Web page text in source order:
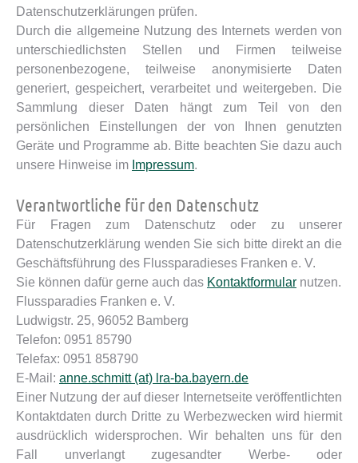
Datenschutzerklärungen prüfen.
Durch die allgemeine Nutzung des Internets werden von
unterschiedlichsten Stellen und Firmen teilweise
personenbezogene, teilweise anonymisierte Daten
generiert, gespeichert, verarbeitet und weitergeben. Die
Sammlung dieser Daten hängt zum Teil von den
persönlichen Einstellungen der von Ihnen genutzten
Geräte und Programme ab. Bitte beachten Sie dazu auch
unsere Hinweise im Impressum.
Verantwortliche für den Datenschutz
Für Fragen zum Datenschutz oder zu unserer
Datenschutzerklärung wenden Sie sich bitte direkt an die
Geschäftsführung des Flussparadieses Franken e. V.
Sie können dafür gerne auch das Kontaktformular nutzen.
Flussparadies Franken e. V.
Ludwigstr. 25, 96052 Bamberg
Telefon: 0951 85790
Telefax: 0951 858790
E-Mail: anne.schmitt (at) lra-ba.bayern.de
Einer Nutzung der auf dieser Internetseite veröffentlichten
Kontaktdaten durch Dritte zu Werbezwecken wird hiermit
ausdrücklich widersprochen. Wir behalten uns für den
Fall unverlangt zugesandter Werbe- oder